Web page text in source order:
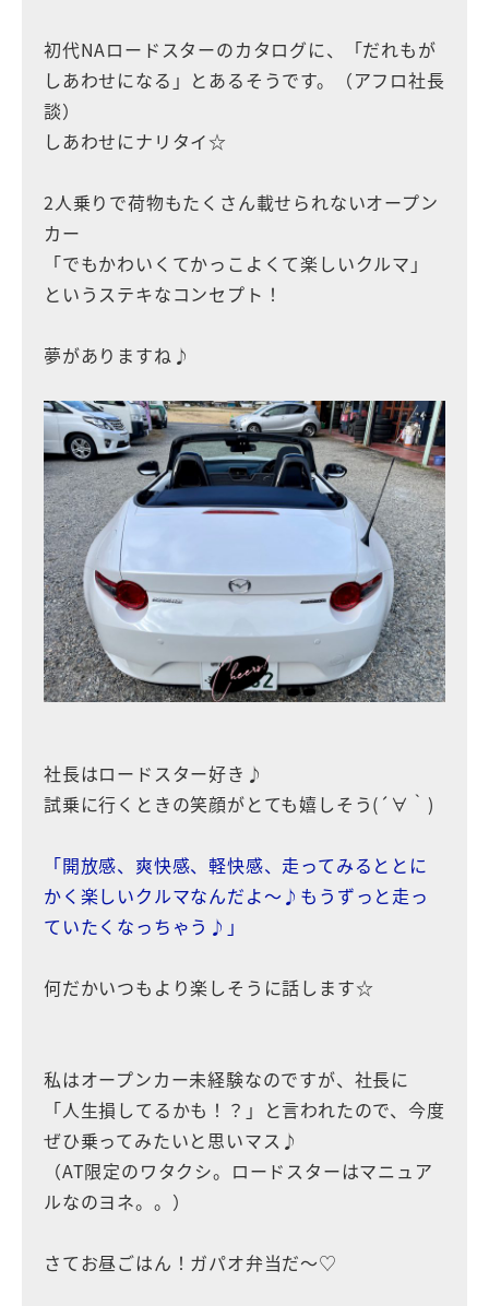
初代NAロードスターのカタログに、「だれもが
しあわせになる」とあるそうです。（アフロ社長
談）
しあわせにナリタイ☆
2人乗りで荷物もたくさん載せられないオープン
カー
「でもかわいくてかっこよくて楽しいクルマ」
というステキなコンセプト！
夢がありますね♪
社長はロードスター好き♪
試乗に行くときの笑顔がとても嬉しそう(´∀｀)
「開放感、爽快感、軽快感、走ってみるととに
かく楽しいクルマなんだよ～♪もうずっと走っ
ていたくなっちゃう♪」
何だかいつもより楽しそうに話します☆
私はオープンカー未経験なのですが、社長に
「人生損してるかも！？」と言われたので、今度
ぜひ乗ってみたいと思いマス♪
（AT限定のワタクシ。ロードスターはマニュア
ルなのヨネ。。）
さてお昼ごはん！ガパオ弁当だ〜♡